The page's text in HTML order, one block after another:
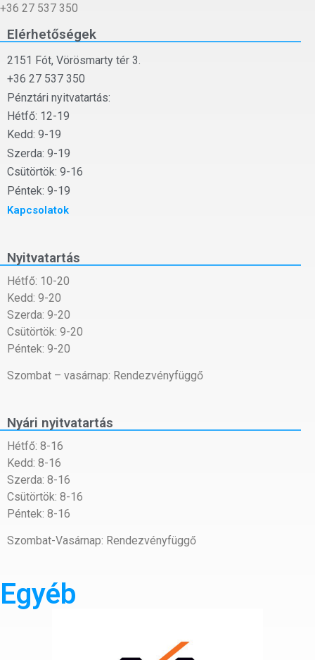
+36 27 537 350
Elérhetőségek
2151 Fót, Vörösmarty tér 3.
+36 27 537 350
Pénztári nyitvatartás:
Hétfő: 12-19
Kedd: 9-19
Szerda: 9-19
Csütörtök: 9-16
Péntek: 9-19
Kapcsolatok
Nyitvatartás
Hétfő: 10-20
Kedd: 9-20
Szerda: 9-20
Csütörtök: 9-20
Péntek: 9-20
Szombat – vasárnap: Rendezvényfüggő
Nyári nyitvatartás
Hétfő: 8-16
Kedd: 8-16
Szerda: 8-16
Csütörtök: 8-16
Péntek: 8-16
Szombat-Vasárnap: Rendezvényfüggő
Egyéb